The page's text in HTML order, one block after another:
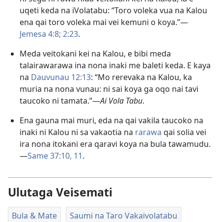
uqeti keda na iVolatabu: “Toro voleka vua na Kalou
ena qai toro voleka mai vei kemuni o koya.”​—
Jemesa 4:8; 2:23.
Meda veitokani kei na Kalou, e bibi meda
talairawarawa ina nona inaki me baleti keda. E kaya
na Dauvunau 12:13: “Mo rerevaka na Kalou, ka
muria na nona vunau: ni sai koya ga oqo nai tavi
taucoko ni tamata.”​—Ai Vola Tabu.
Ena gauna mai muri, eda na qai vakila taucoko na
inaki ni Kalou ni sa vakaotia na rarawa qai solia vei
ira nona itokani era qaravi koya na bula tawamudu.​
—Same 37:10, 11.
Ulutaga Veisemati
Bula & Mate Saumi na Taro Vakaivolatabu